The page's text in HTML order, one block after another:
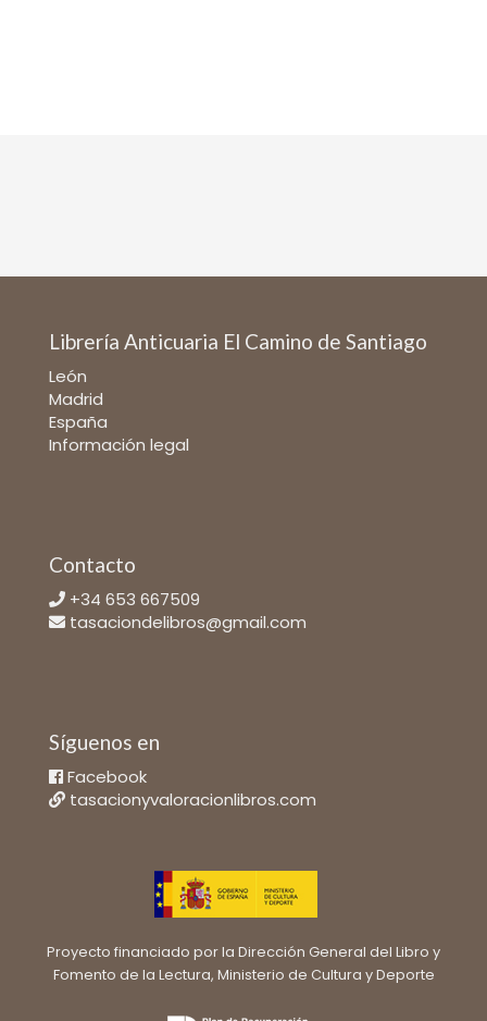
Librería Anticuaria El Camino de Santiago
León
Madrid
España
Información legal
Contacto
+34 653 667509
tasaciondelibros@gmail.com
Síguenos en
Facebook
tasacionyvaloracionlibros.com
Proyecto financiado por la Dirección General del Libro y
Fomento de la Lectura, Ministerio de Cultura y Deporte